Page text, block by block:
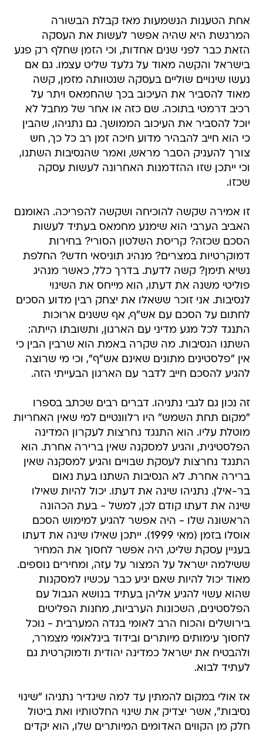
אחת הטענות הנשמעות מאז קבלת הבשורה
המרגשת היא שהיה אפשר לעשות את העסקה
הזאת כבר לפני שנים אחדות, וכי הזמן שחלף רק פגע
בישראל והקשה מאוד על גלעד שליט עצמו. גם אם
נעשו שינויים שוליים בעסקה שנטוותה מזמן, קשה
מאוד להסביר את העיכוב בכך שהחמאס ויתר על
רכיב דרמטי בתוכה. שם כזה או אחר של מחבל לא
יוכל להסביר את העיכוב הממושך. גם נתניהו, שהבין
כי הוא חייב להבהיר מדוע חיכה זמן רב כל כך, חש
צורך להעניק הסבר מראש, ואמר שהנסיבות השתנו,
וכי ייתכן שזו ההזדמנות האחרונה לעשות עסקה
שכזו.
זו אמירה שקשה להוכיחה ושקשה להפריכה. האומנם
האביב הערבי הוא שימנע מחמאס בעתיד לעשות
הסכם שכזה? קריסת השלטון הסורי? בחירות
דמוקרטיות במצרים? מנהיג תוניסאי חדש? החלפת
נשיא תימן? קשה לדעת. בדרך כלל, כאשר מנהיג
פוליטי משנה את דעתו, הוא מייחס את השינוי
לנסיבות. אני זוכר ששאלו את יצחק רבין מדוע הסכים
לחתום על הסכם עם אש"ף, אף ששנים ארוכות
התנגד לכל מגע מדיני עם הארגון, ותשובתו הייתה:
השתנו הנסיבות. מה שקרה באמת הוא שרבין הבין כי
אין "פלסטינים מתונים שאינם אש"ף", וכי מי שרוצה
להגיע להסכם חייב לדבר עם הארגון הבעייתי הזה.
זה נכון גם לגבי נתניהו. דברים רבים שכתב בספרו
"מקום תחת השמש" היו רלוונטיים למי שאין האחריות
מוטלת עליו. הוא התנגד נחרצות לעקרון המדינה
הפלסטינית, והגיע למסקנה שאין ברירה אחרת. הוא
התנגד נחרצות לעסקת שבויים והגיע למסקנה שאין
ברירה אחרת. לא הנסיבות השתנו בעת נאום
בר-אילן. נתניהו שינה את דעתו. יכול להיות שאילו
שינה את דעתו קודם לכן, למשל - בעת הכהונה
הראשונה שלו - היה אפשר להגיע למימוש הסכם
אוסלו בזמן (מאי 1999). ייתכן שאילו שינה את דעתו
בעניין עסקת שליט, היה אפשר לחסוך את המחיר
ששילמה ישראל על המצור על עזה, ומחירים נוספים.
מאוד יכול להיות שאם יגיע כבר עכשיו למסקנות
שהוא עשוי להגיע אליהן בעתיד בנושא הגבול עם
הפלסטינים, השכונות הערביות, מחנות הפליטים
בירושלים והכוח הרב לאומי בגדה המערבית - נוכל
לחסוך עימותים מיותרים ובידוד בינלאומי מצמרר,
ולהבטיח את ישראל כמדינה יהודית ודמוקרטית גם
לעתיד לבוא.
אז אולי במקום להמתין עד למה שיגדיר נתניהו "שינוי
נסיבות", אשר יצדיק את שינוי החלטותיו ואת ביטול
חלק מן הקווים האדומים המיותרים שלו, הוא יקדים